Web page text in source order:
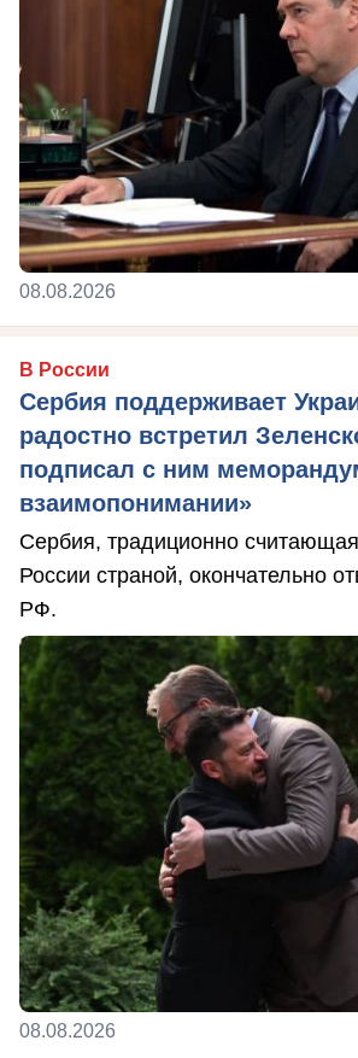
08.08.2026
В России
Сербия поддерживает
радостно встретил
подписал с ним
взаимопонимании»
Сербия, традиционно
России страной, окончательно
РФ.
08.08.2026